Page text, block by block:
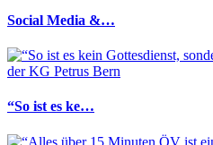
Social Media &…
“So ist es ke…